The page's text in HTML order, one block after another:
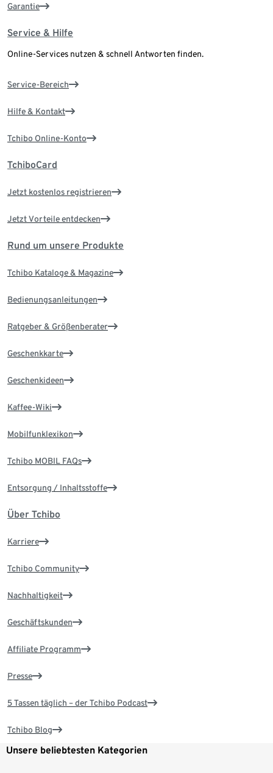
Garantie
Service & Hilfe
Online-Services nutzen & schnell Antworten finden.
Service-Bereich
Hilfe & Kontakt
Tchibo Online-Konto
TchiboCard
Jetzt kostenlos registrieren
Jetzt Vorteile entdecken
Rund um unsere Produkte
Tchibo Kataloge & Magazine
Bedienungsanleitungen
Ratgeber & Größenberater
Geschenkkarte
Geschenkideen
Kaffee-Wiki
Mobilfunklexikon
Tchibo MOBIL FAQs
Entsorgung / Inhaltsstoffe
Über Tchibo
Karriere
Tchibo Community
Nachhaltigkeit
Geschäftskunden
Affiliate Programm
Presse
5 Tassen täglich – der Tchibo Podcast
Tchibo Blog
Unsere beliebtesten Kategorien